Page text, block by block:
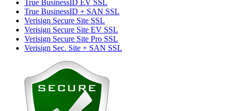
True BusinessID EV SSL
True BusinessID + SAN SSL
Verisign Secure Site SSL
Verisign Secure Site EV SSL
Verisign Secure Site Pro SSL
Verisign Sec. Site + SAN SSL